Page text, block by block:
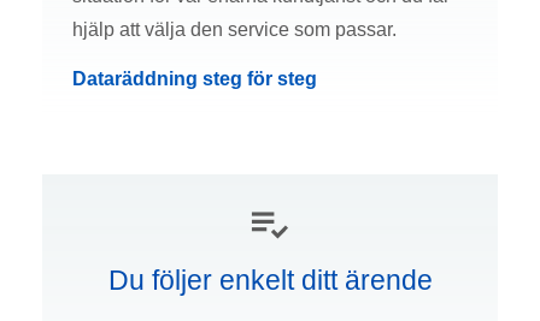
hjälp att välja den service som passar.
Dataräddning steg för steg
Du följer enkelt ditt ärende